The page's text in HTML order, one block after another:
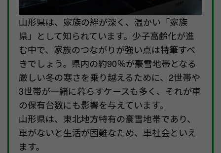
山形県は、家族の絆が深く、温かい「家族
県」として知られています。少子高齢化が進
む中で、家族のつながりが強い点は特筆すべ
きでしょう。県内の約90％が豪雪地帯となる
厳しい冬の寒さを乗り越えるために、2世帯や
3世帯が一緒に暮らすケースも多く、それが車
の保有台数にも影響を与えています。
山形県は、東北地方特有の豪雪地帯であり、
車がないと生活が困難なため、車社会といえ
ます。